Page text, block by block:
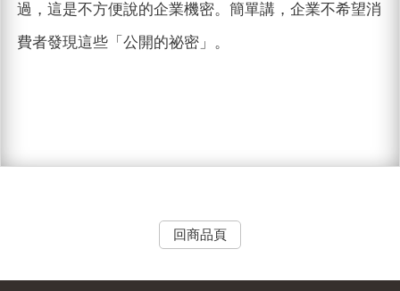
過，這是不方便說的企業機密。簡單講，企業不希望消
費者發現這些「公開的祕密」。
回商品頁